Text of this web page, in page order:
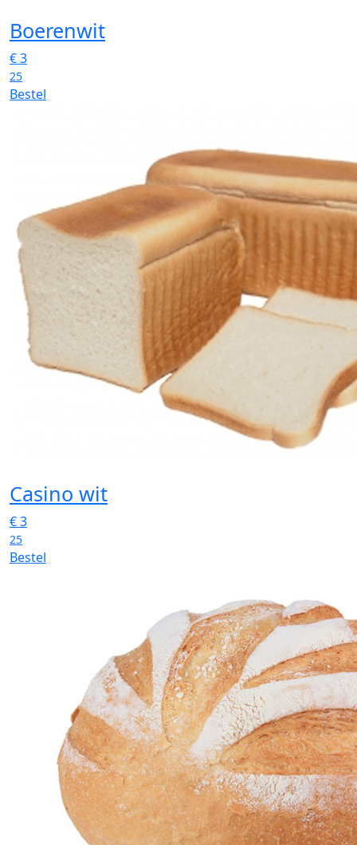
Boerenwit
€3
25
Bestel
Casino wit
€3
25
Bestel